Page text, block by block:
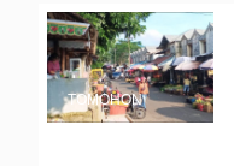
TOMOHON